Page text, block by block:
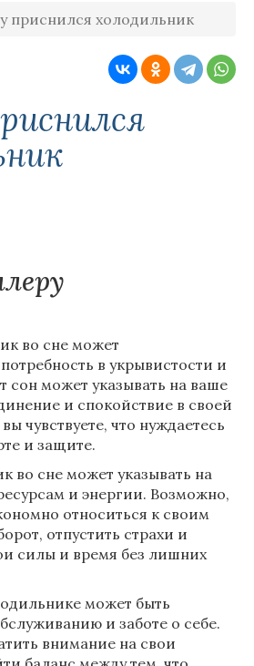
приснился холодильник
во сне может
в укрывистости и
сон может указывать на ваше
и спокойствие в своей
чувствуете, что нуждаетесь
и защите.
во сне может указывать на
и энергии. Возможно,
относиться к своим
отпустить страхи и
силы и время без лишних
может быть
и заботе о себе.
внимание на свои